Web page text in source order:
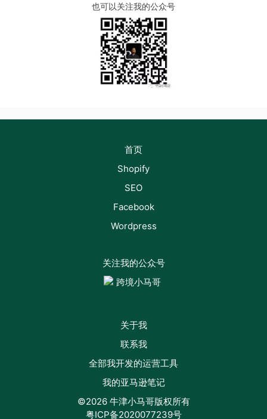
也可以关注我的公众号
首页
Shopify
SEO
Facebook
Wordpress
关注我的公众号
关于我
联系我
全部我开发的运营工具
我的亚马逊笔记
©2026 牛津小马哥版权所有
粤ICP备2020077239号